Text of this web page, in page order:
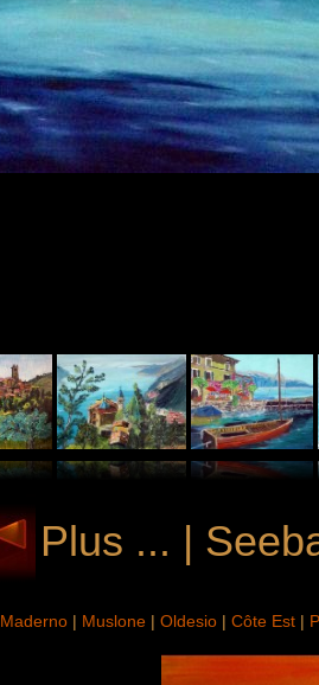
Plus ... |
Maderno | Muslone |Oldesio |Côte Est |